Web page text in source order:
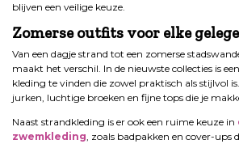
blijven een veilige keuze.
Zomerse outfits voor elke
Van een dagje strand tot een zomerse
maakt het verschil. In de nieuwste collecties is
kleding te vinden die zowel praktisch als stijlvol
jurken, luchtige broeken en fijne tops die je
Naast strandkleding is er ook een ruime keuze in
zwemkleding, zoals badpakken en cover-ups